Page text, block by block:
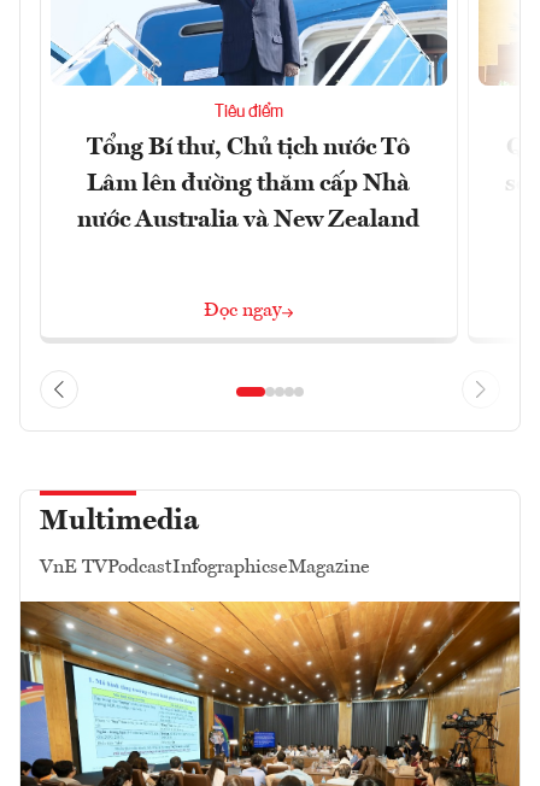
Tiêu điểm
Tổng Bí thư, Chủ tịch nước Tô
Lâm lên đường thăm cấp Nhà
nước Australia và New Zealand
Đọc ngay
Multimedia
VnE TVPodcastInfographicseMagazine